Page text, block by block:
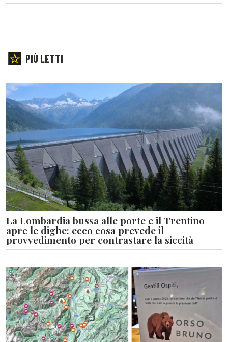
PIÙ LETTI
La Lombardia bussa alle porte e il Trentino
apre le dighe: ecco cosa prevede il
provvedimento per contrastare la siccità